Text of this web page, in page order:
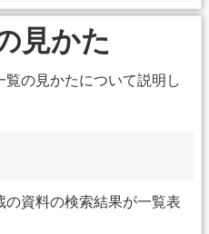
見かた
の見かたについて説明し
資料の検索結果が一覧表